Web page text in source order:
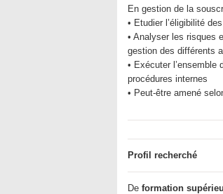
En gestion de la
• Etudier l’éligibilité
• Analyser les risques
gestion des différents
• Exécuter
procédures internes
• Peut-être amené
Profil recherché
De formation